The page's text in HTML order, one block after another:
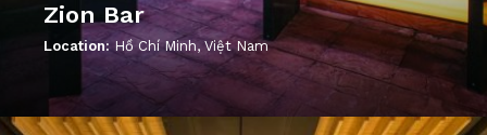
';
Zion Bar
Location:Hồ Chí Minh, Việt Nam